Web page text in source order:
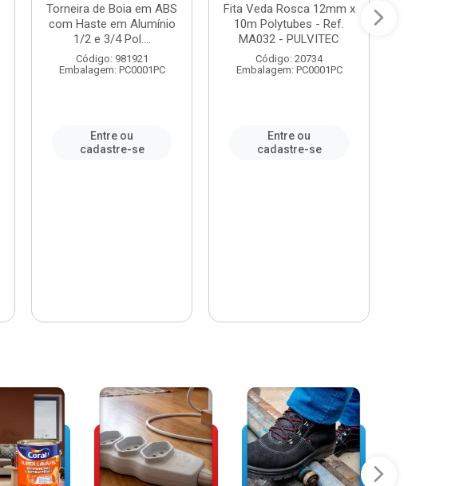
Torneira de Boia em ABS
com Haste em Alumínio
1/2 e 3/4 Pol....
Código: 981921
Embalagem: PC0001PC
Entre ou
cadastre-se
Fita Veda Rosca 12mm x
10m Polytubes - Ref.
MA032 - PULVITEC
Código: 20734
Embalagem: PC0001PC
Entre ou
cadastre-se